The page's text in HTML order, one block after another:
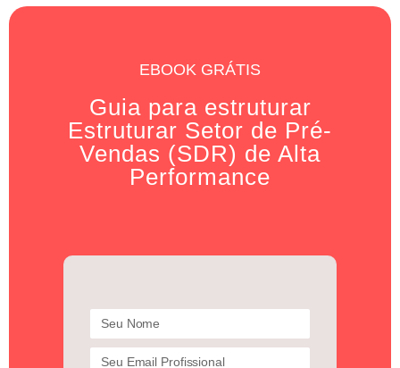
EBOOK GRÁTIS
Guia para estruturar
Estruturar Setor de Pré-
Vendas (SDR) de Alta
Performance